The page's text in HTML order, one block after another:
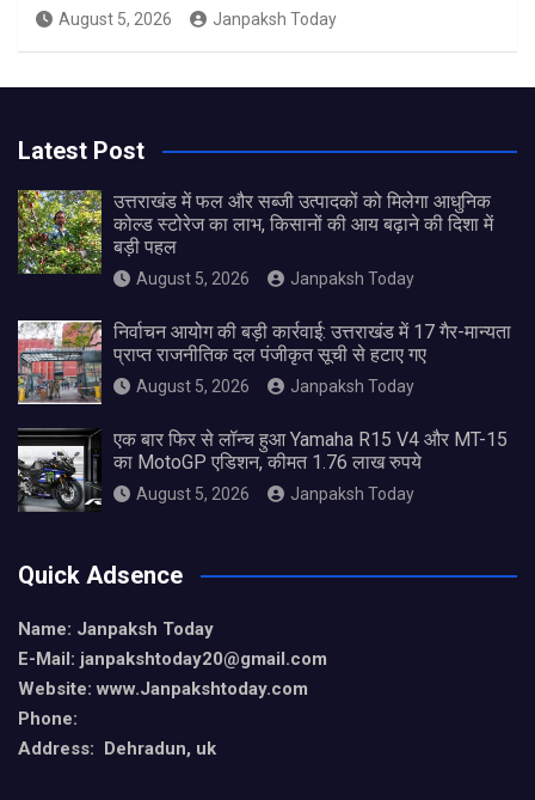
August 5, 2026 Janpaksh Today
Latest Post
उत्तराखंड में फल और सब्जी उत्पादकों को मिलेगा आधुनिक
कोल्ड स्टोरेज का लाभ, किसानों की आय बढ़ाने की दिशा में
बड़ी पहल
August 5, 2026 Janpaksh Today
निर्वाचन आयोग की बड़ी कार्रवाई: उत्तराखंड में 17 गैर-मान्यता
प्राप्त राजनीतिक दल पंजीकृत सूची से हटाए गए
August 5, 2026 Janpaksh Today
एक बार फिर से लॉन्च हुआ Yamaha R15 V4 और MT-15
का MotoGP एडिशन, कीमत 1.76 लाख रुपये
August 5, 2026 Janpaksh Today
Quick Adsence
Name: Janpaksh Today
E-Mail: janpakshtoday20@gmail.com
Website: www.Janpakshtoday.com
Phone:
Address: Dehradun, uk